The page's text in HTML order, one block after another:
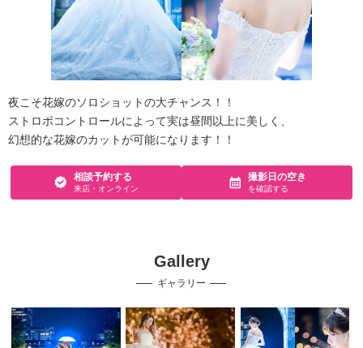
夜こそ花嫁のソロショットの大チャンス！！
ストロボコントロールによって実は昼間以上に美しく、
幻想的な花嫁のカットが可能になります！！
相談予約する
来店・オンライン
撮影日の空き
を確認する
Gallery
ギャラリー